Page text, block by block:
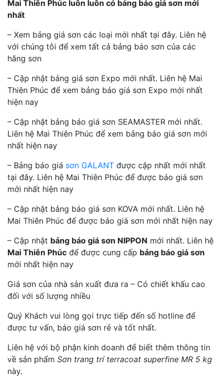
Mai Thiên Phúc luôn luôn có bảng báo giá sơn mới
nhất
– Xem bảng giá sơn các loại mới nhất tại đây. Liên hệ
với chúng tôi để xem tất cả bảng báo sơn của các
hãng sơn
– Cập nhật bảng giá sơn Expo mới nhất. Liên hệ Mai
Thiên Phúc để xem bảng báo giá sơn Expo mới nhất
hiện nay
– Cập nhật bảng báo giá sơn SEAMASTER mới nhất.
Liên hệ Mai Thiên Phúc để xem bảng báo giá sơn mới
nhất hiện nay
– Bảng báo giá sơn GALANT được cập nhất mới nhất
tại đây. Liên hệ Mai Thiên Phúc để được báo giá sơn
mới nhất hiện nay
– Cập nhật bảng báo giá sơn KOVA mới nhất. Liên hệ
Mai Thiên Phúc để được báo giá sơn mới nhất hiện nay
– Cập nhật bảng báo giá sơn NIPPON mới nhất. Liên hệ
Mai Thiên Phúc để được cung cấp bảng báo giá sơn
mới nhất hiện nay
Giá sơn của nhà sản xuất đưa ra – Có chiết khấu cao
đối với số lượng nhiều
Quý Khách vui lòng gọi trực tiếp đến số hotline để
được tư vấn, báo giá sơn rẻ và tốt nhất.
Liên hệ với bộ phận kinh doanh để biết thêm thông tin
về sản phẩm Sơn trang trí terracoat superfine MR 5 kg
này.